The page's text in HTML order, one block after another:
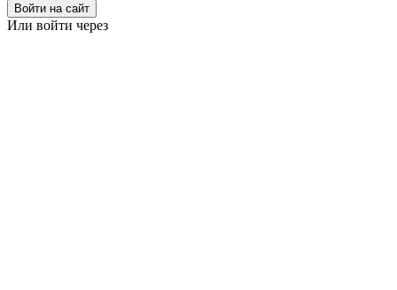
Войти на сайт
Или войти через